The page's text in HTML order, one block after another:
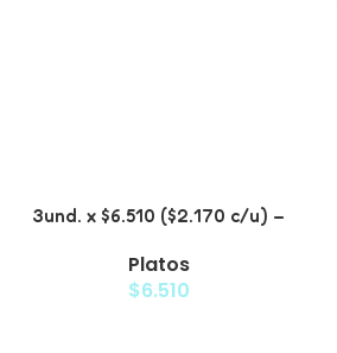
3und. x $6.510 ($2.170 c/u) –
Platos
$6.510